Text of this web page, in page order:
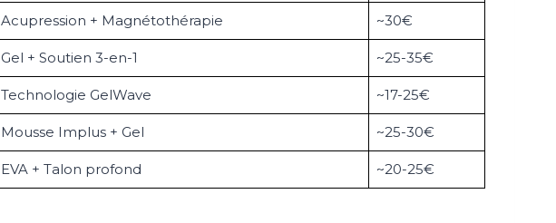
Acupression + Magnétothérapie ~30€
Gel + Soutien 3-en-1 ~25-35€
Technologie GelWave ~17-25€
Mousse Implus + Gel ~25-30€
EVA + Talon profond ~20-25€